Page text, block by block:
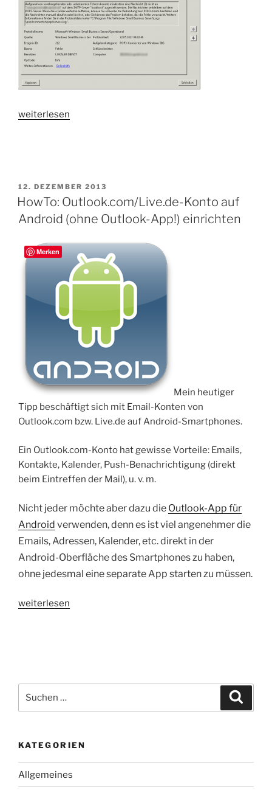
„EXCH2010:
554
5.1.0
Sender
weiterlesen
VERÖFFENTLICHT
AM
12. DEZEMBER 2013
HowTo: Outlook.com/Live.de-Konto auf
Android (ohne Outlook-App!) einrichten
Mein heutiger
Tipp beschäftigt sich mit Email-Konten von
Outlook.com bzw. Live.de auf Android-Smartphones.
Ein Outlook.com-Konto hat gewisse Vorteile: Emails,
Kontakte, Kalender, Push-Benachrichtigung (direkt
beim Eintreffen der Mail), u. v. m.
Nicht jeder möchte aber dazu die Outlook-App für
Android verwenden, denn es ist viel angenehmer die
Emails, Adressen, Kalender, etc. direkt in der
Android-Oberfläche des Smartphones zu haben,
ohne jedesmal eine separate App starten zu müssen.
„HowTo:
App!)
weiterlesen
nach:
KATEGORIEN
Allgemeines
Merken